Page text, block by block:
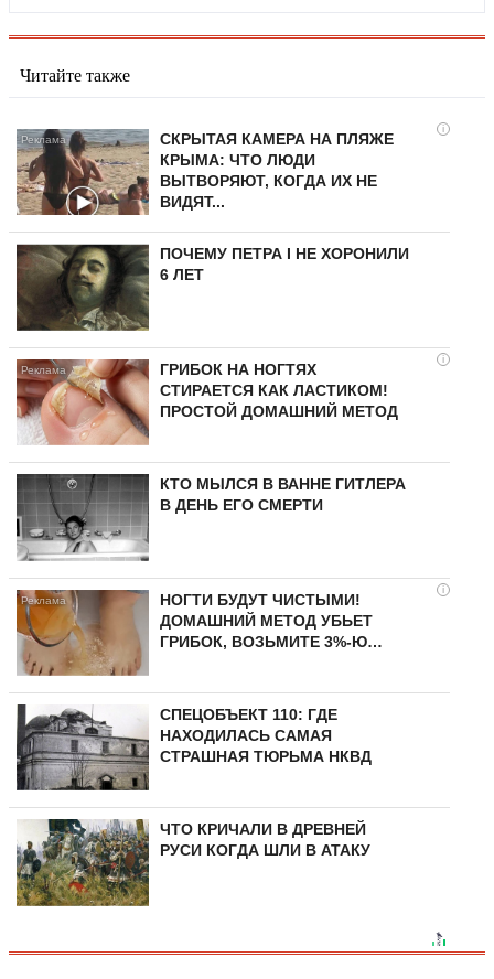
Читайте также
i
СКРЫТАЯ КАМЕРА НА ПЛЯЖЕ
КРЫМА: ЧТО ЛЮДИ
ВЫТВОРЯЮТ, КОГДА ИХ НЕ
ВИДЯТ...
ПОЧЕМУ ПЕТРА I НЕ ХОРОНИЛИ
6 ЛЕТ
i
ГРИБОК НА НОГТЯХ
СТИРАЕТСЯ КАК ЛАСТИКОМ!
ПРОСТОЙ ДОМАШНИЙ МЕТОД
КТО МЫЛСЯ В ВАННЕ ГИТЛЕРА
В ДЕНЬ ЕГО СМЕРТИ
i
НОГТИ БУДУТ ЧИСТЫМИ!
ДОМАШНИЙ МЕТОД УБЬЕТ
ГРИБОК, ВОЗЬМИТЕ 3%-Ю…
СПЕЦОБЪЕКТ 110: ГДЕ
НАХОДИЛАСЬ САМАЯ
СТРАШНАЯ ТЮРЬМА НКВД
ЧТО КРИЧАЛИ В ДРЕВНЕЙ
РУСИ КОГДА ШЛИ В АТАКУ